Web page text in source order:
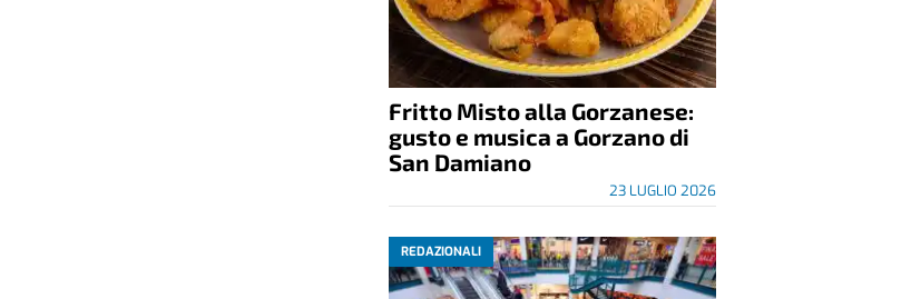
Fritto Misto alla Gorzanese:
gusto e musica a Gorzano di
San Damiano
23 LUGLIO 2026
REDAZIONALI